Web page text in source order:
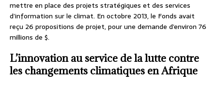
mettre en place des projets stratégiques et des services
d’information sur le climat. En octobre 2013, le Fonds avait
reçu 26 propositions de projet, pour une demande d’environ 76
millions de $.
L’innovation au service de la lutte contre
les changements climatiques en Afrique